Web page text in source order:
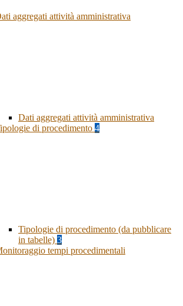
aggregati attività amministrativa
Dati aggregati attività amministrativa
di procedimento 4
Tipologie di procedimento (da pubblicare
in tabelle) 3
tempi procedimentali